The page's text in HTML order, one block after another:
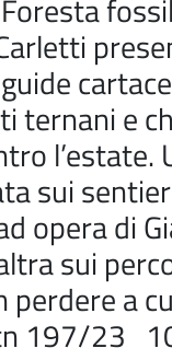
ternani e
l’estate.
sui
opera di
sui
perdere a
197/23